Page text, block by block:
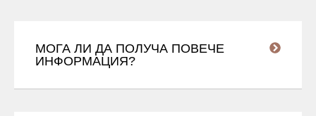
МОГА ЛИ ДА ПОЛУЧА ПОВЕЧЕ
ИНФОРМАЦИЯ?